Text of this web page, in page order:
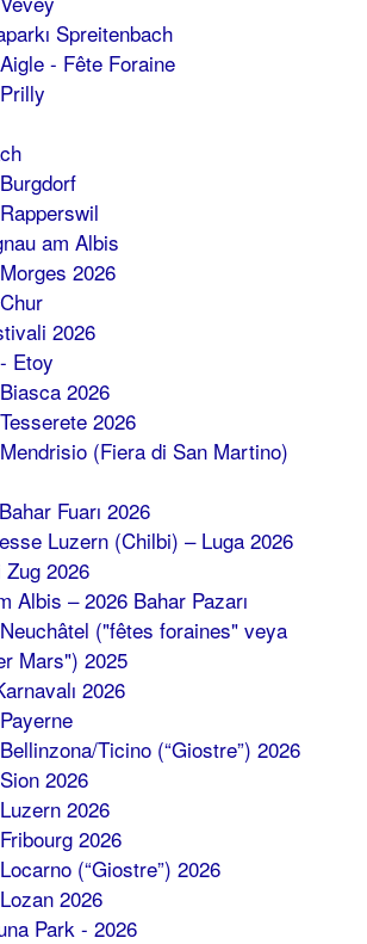
Spreitenbach
- Fête Foraine
am Albis
2026
2026
Etoy
2026
2026
(Fiera di San Martino)
Fuarı 2026
Luzern (Chilbi) – Luga 2026
2026
Albis – 2026 Bahar Pazarı
("fêtes foraines" veya
Mars") 2025
2026
Ticino (“Giostre”) 2026
2026
2026
2026
(“Giostre”) 2026
2026
Park - 2026